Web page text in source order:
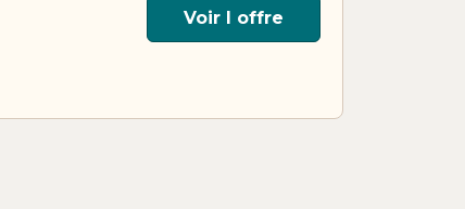
Voir l offre